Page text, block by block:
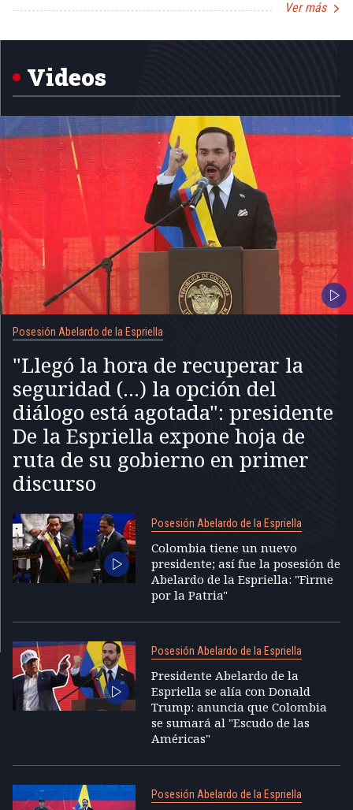
Ver más
1
Videos
Posesión Abelardo de la Espriella
"Llegó la hora de recuperar la
seguridad (...) la opción del
diálogo está agotada": presidente
De la Espriella expone hoja de
ruta de su gobierno en primer
discurso
Posesión Abelardo de la Espriella
Colombia tiene un nuevo
presidente; así fue la posesión de
Abelardo de la Espriella: "Firme
por la Patria"
Posesión Abelardo de la Espriella
Presidente Abelardo de la
Espriella se alía con Donald
Trump: anuncia que Colombia
se sumará al "Escudo de las
Américas"
Posesión Abelardo de la Espriella